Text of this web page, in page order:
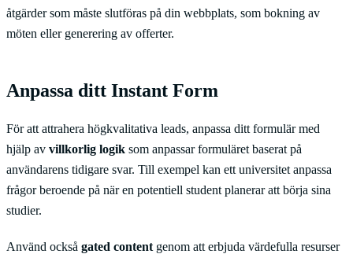
åtgärder som måste slutföras på din webbplats, som bokning av
möten eller generering av offerter.
Anpassa ditt Instant Form
För att attrahera högkvalitativa leads, anpassa ditt formulär med
hjälp av villkorlig logik som anpassar formuläret baserat på
användarens tidigare svar. Till exempel kan ett universitet anpassa
frågor beroende på när en potentiell student planerar att börja sina
studier.
Använd också gated content genom att erbjuda värdefulla resurser